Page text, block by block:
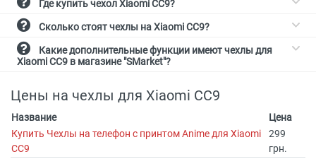
Где купить чехол Xiaomi CC9?
Сколько стоят чехлы на Xiaomi CC9?
Xiaomi CC9 в магазине "SMarket"?
Цены на чехлы для Xiaomi CC9
Название
Цена
Купить Чехлы на телефон с принтом Anime для Xiaomi
CC9
299
грн.